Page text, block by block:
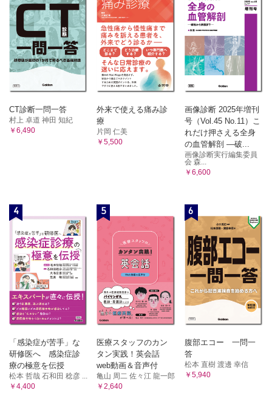
CT診断一問一答
村上 卓道 神田 知紀
￥6,490
外来で使える痛み診
療
片岡 仁美
￥5,500
画像診断 2025年増刊
号（Vol.45 No.11）こ
れだけ押さえる全身
の血管解剖 ―破...
画像診断実行編集委員
会 森...
￥6,600
4
「感染症が苦手」な
研修医へ 感染症診
療の極意を伝授
松本 哲哉 石和田 稔彦 ...
￥4,400
5
医療スタッフのカン
タン実践！英会話
web動画＆音声付
亀山 周二 佐々江 龍一郎
￥2,640
6
腹部エコー 一問一
答
松本 直樹 渡邊 幸信
￥5,940